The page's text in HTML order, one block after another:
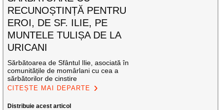
RECUNOȘTINȚĂ PENTRU
EROI, DE SF. ILIE, PE
MUNTELE TULIȘA DE LA
URICANI
Sărbătoarea de Sfântul Ilie, asociată în
comunitățile de momârlani cu cea a
sărbătorilor de cinstire
CITEȘTE MAI DEPARTE
Distribuie acest articol